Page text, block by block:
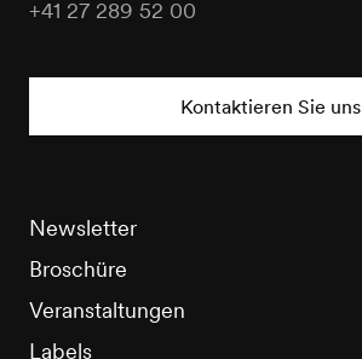
+41 27 289 52 00
Kontaktieren Sie uns
Newsletter
Broschüre
Veranstaltungen
Labels